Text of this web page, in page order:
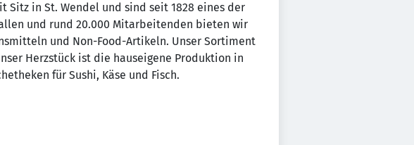
Sitz in St. Wendel und sind seit 1828 eines der
und rund 20.000 Mitarbeitenden bieten wir
und Non-Food-Artikeln. Unser Sortiment
Herzstück ist die hauseigene Produktion in
für Sushi, Käse und Fisch.